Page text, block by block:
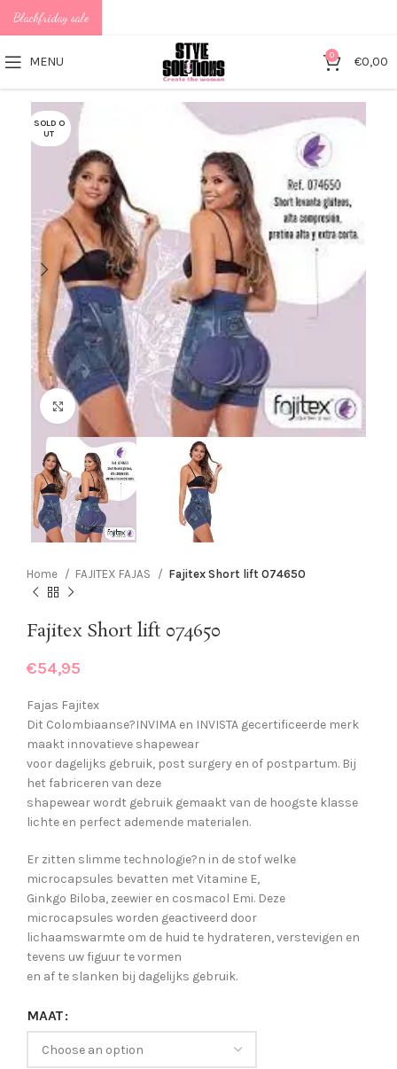
MENU 0 €0,00
SOLD O
UT
Click to enlarge
Home FAJITEX FAJAS Fajitex Short lift 074650
Fajitex Short lift 074650
€54,95
Fajas Fajitex
Dit Colombiaanse?INVIMA en INVISTA gecertificeerde merk
maakt innovatieve shapewear
voor dagelijks gebruik, post surgery en of postpartum. Bij
het fabriceren van deze
shapewear wordt gebruik gemaakt van de hoogste klasse
lichte en perfect ademende materialen.
Er zitten slimme technologie?n in de stof welke
microcapsules bevatten met Vitamine E,
Ginkgo Biloba, zeewier en cosmacol Emi. Deze
microcapsules worden geactiveerd door
lichaamswarmte om de huid te hydrateren, verstevigen en
tevens uw figuur te vormen
en af te slanken bij dagelijks gebruik.
MAAT
Blackfriday sale